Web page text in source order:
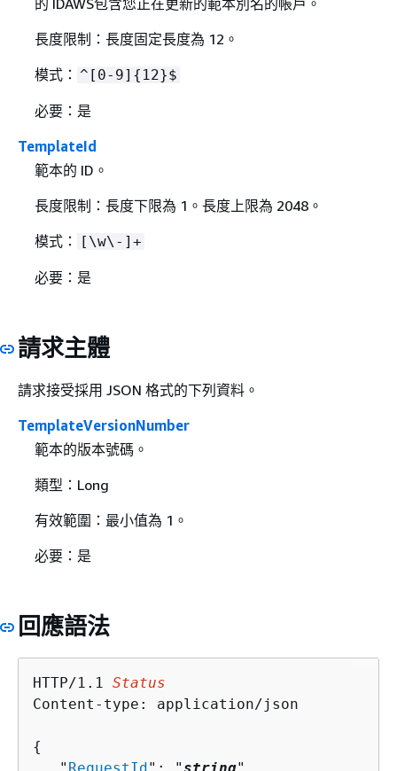
的 IDAWS包含您正在更新的範本別名的帳戶。
長度限制：長度固定長度為 12。
模式： ^[0-9] { 12}$
必要：是
TemplateId
範本的 ID。
長度限制：長度下限為 1。長度上限為 2048。
模式：
[\w\-]+
必要：是
請求主體
請求接受採用 JSON 格式的下列資料。
TemplateVersionNumber
範本的版本號碼。
類型：Long
有效範圍：最小值為 1。
必要：是
回應語法
HTTP/1.1 Status
Content-type: application/json
{
   "
RequestId": "string",